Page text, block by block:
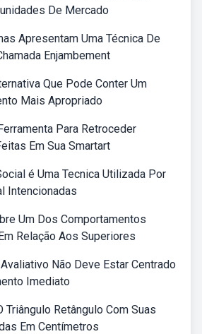
De Mercado
Apresentam Uma Técnica De
Enjambement
Que Pode Conter Um
Mais Apropriado
Para Retroceder
Em Sua Smartart
é Uma Tecnica Utilizada Por
Intencionadas
Um Dos Comportamentos
Relação Aos Superiores
Não Deve Estar Centrado
Imediato
Triângulo Retângulo Com Suas
Em Centímetros